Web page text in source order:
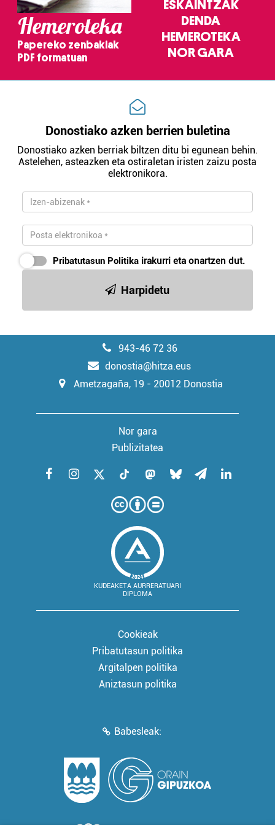
baliatzen gara. Ohar hau onartuz gero, teknologia hori
erabiltzeko baimen esplizitua ematen diguzu.Gehiago
irakurri
Hemeroteka
Papereko zenbakiak
PDF formatuan
ESKAINTZAK
DENDA
HEMEROTEKA
NOR GARA
Donostiako azken berrien buletina
Donostiako azken berriak biltzen ditu bi egunean behin.
Astelehen, asteazken eta ostiraletan iristen zaizu posta
elektronikora.
Pribatutasun Politika irakurri eta onartzen dut.
Harpidetu
943-46 72 36
donostia@hitza.eus
Ametzagaña, 19 - 20012 Donostia
Nor gara
Publizitatea
KUDEAKETA AURRERATUARI
DIPLOMA
Cookieak
Pribatutasun politika
Argitalpen politika
Aniztasun politika
Babesleak: